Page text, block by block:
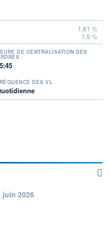
1,81 %
1,5 %
DE CENTRALISATION DES
DES VL
juin 2026